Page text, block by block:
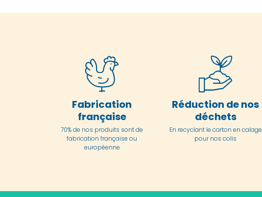
Fabrication
française
70% de nos produits sont de
fabrication française ou
européenne
Réduction de nos
déchets
En recyclant le carton en calage
pour nos colis